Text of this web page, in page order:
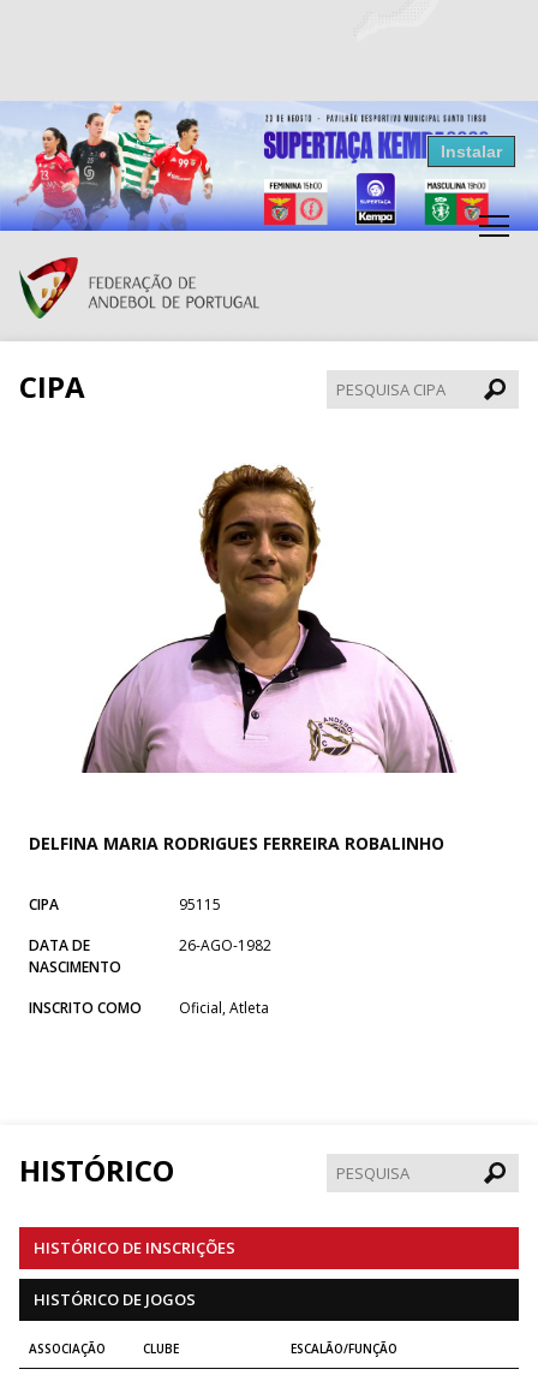
Resultados Andebol
Federação de Andebol de Portugal
Grátis - Disponivel na Play Store
Instalar
CIPA
CIPA
DELFINA MARIA RODRIGUES FERREIRA ROBALINHO
CIPA
95115
DATA DE
NASCIMENTO
26-AGO-1982
INSCRITO COMO Oficial, Atleta
HISTÓRICO
HISTÓRICO DE INSCRIÇÕES
HISTÓRICO DE JOGOS
ASSOCIAÇÃO CLUBE ESCALÃO/FUNÇÃO